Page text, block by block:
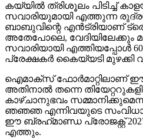
കയ്യില്‍ ത്രിശൂലം പിടിച്ച്
സവാരിയുമായി എത്തുന്ന
ബാബുവിന്റെ എന്‍ട്രിയാണ്
അതേപോലെ,
സവാരിയായി എത്തിയപ്പോള്‍
പ്രേക്ഷകര്‍ കൈയ്യടി മുഴക്കി
ഐമാക്‌സ് ഫോര്‍മാറ്റിലാണ് ഈ
അതിനാല്‍ തന്നെ
കാഴ്ചാനുഭവം
ഞഞഞ എന്നിവയുടെ
ഈ ബ്രഹ്‌മാണ്ഡ പ്രോജക്റ്റ്
എത്തും.